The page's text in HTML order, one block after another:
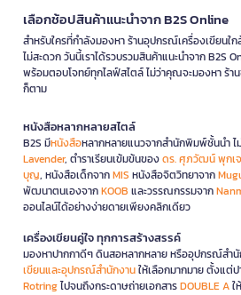
เลือกช้อปสินค้าแนะนำจาก B2S Online
สำหรับใครที่กำลังมองหา ร้านอุปกรณ์เครื่องเขียนใ
ไม่สะดวก วันนี้เราได้รวบรวมสินค้าแนะนำจาก B2S
พร้อมตอบโจทย์ทุกไลฟ์สไตล์ ไม่ว่าคุณจะมองหา ร้า
ก็ตาม
หนังสือหลากหลายสไตล์
B2S มีหนังสือหลากหลายแนวจากสำนักพิมพ์ชั้นนำ ไ
Lavender, ตำราเรียนเข้มข้นของดร. ศุภวัฒน์ พุกเ
บุญ, หนังสือเด็กจากMIS หนังสือจิตวิทยาจาก
พัฒนาตนเองจากKOOB และวรรณกรรมจาก
ออนไลน์ได้อย่างง่ายดายเพียงคลิกเดียว
เครื่องเขียนคู่ใจ ทุกการสร้างสรรค์
มองหาปากกาดีๆ ดินสอหลากหลาย หรืออุปกรณ์สำ
เขียนและอุปกรณ์สำนักงานให้เลือกมากมาย ตั้งแต่
Rotringไปจนถึงกระดาษถ่ายเอกสารDOUBLE Aใ